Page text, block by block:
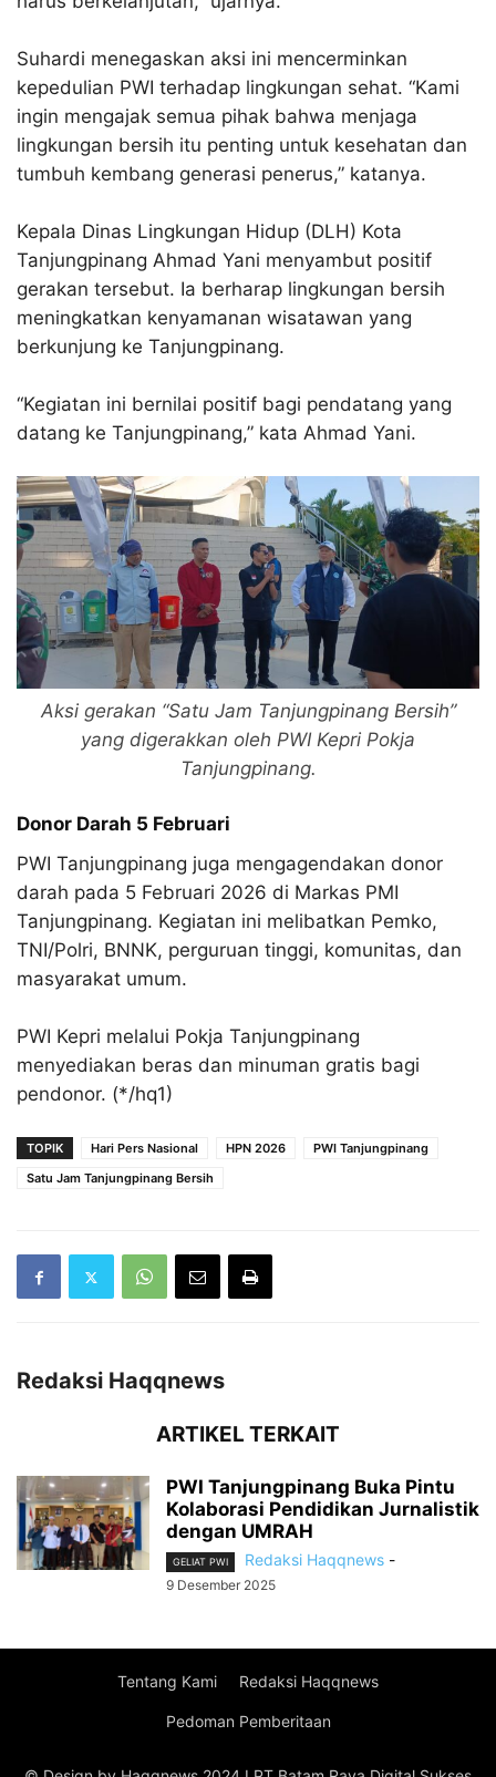
Suhardi menegaskan aksi ini mencerminkan
kepedulian PWI terhadap lingkungan sehat. “Kami
ingin mengajak semua pihak bahwa menjaga
lingkungan bersih itu penting untuk kesehatan dan
tumbuh kembang generasi penerus,” katanya.
Kepala Dinas Lingkungan Hidup (DLH) Kota
Tanjungpinang Ahmad Yani menyambut positif
gerakan tersebut. Ia berharap lingkungan bersih
meningkatkan kenyamanan wisatawan yang
berkunjung ke Tanjungpinang.
“Kegiatan ini bernilai positif bagi pendatang yang
datang ke Tanjungpinang,” kata Ahmad Yani.
Aksi gerakan “Satu Jam Tanjungpinang Bersih”
yang digerakkan oleh PWI Kepri Pokja
Tanjungpinang.
Donor Darah 5 Februari
PWI Tanjungpinang juga mengagendakan donor
darah pada 5 Februari 2026 di Markas PMI
Tanjungpinang. Kegiatan ini melibatkan Pemko,
TNI/Polri, BNNK, perguruan tinggi, komunitas, dan
masyarakat umum.
PWI Kepri melalui Pokja Tanjungpinang
menyediakan beras dan minuman gratis bagi
pendonor. (*/hq1)
TOPIK Hari Pers Nasional HPN 2026
PWI Tanjungpinang
Satu Jam Tanjungpinang Bersih
Redaksi Haqqnews
ARTIKEL TERKAIT
PWI Tanjungpinang Buka Pintu
Kolaborasi Pendidikan Jurnalistik
dengan UMRAH
GELIAT PWI Redaksi Haqqnews -
9 Desember 2025
Tentang Kami Redaksi Haqqnews
Pedoman Pemberitaan